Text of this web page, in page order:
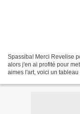
Spassiba! Merci Revelise
alors j'en ai profité pour
aimes l'art, voici un